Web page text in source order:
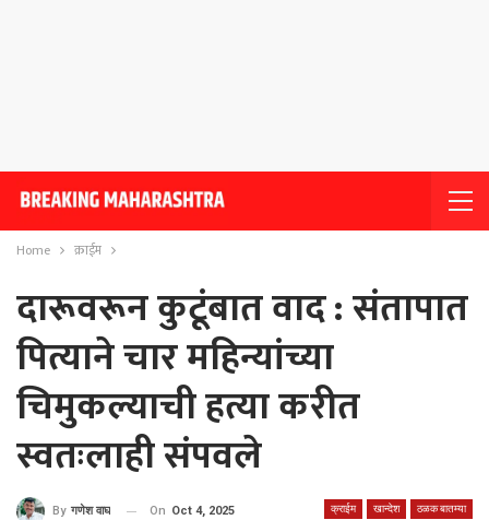
Home क्राईम
दारूवरून कुटूंबात वाद : संतापात
पित्याने चार महिन्यांच्या
चिमुकल्याची हत्या करीत
स्वतःलाही संपवले
क्राईम खान्देश ठळक बातम्या
By गणेश वाघ On Oct 4, 2025